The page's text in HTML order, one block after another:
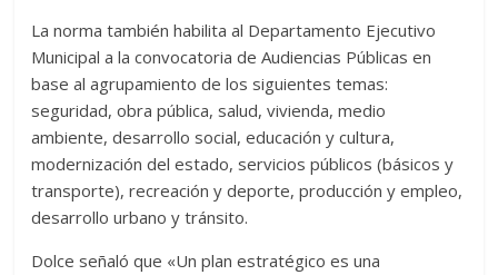
La norma también habilita al Departamento Ejecutivo
Municipal a la convocatoria de Audiencias Públicas en
base al agrupamiento de los siguientes temas:
seguridad, obra pública, salud, vivienda, medio
ambiente, desarrollo social, educación y cultura,
modernización del estado, servicios públicos (básicos y
transporte), recreación y deporte, producción y empleo,
desarrollo urbano y tránsito.
Dolce señaló que «Un plan estratégico es una